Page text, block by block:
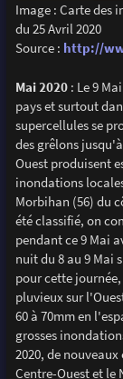
Image : Carte des
du 25 Avril 2020
Source : http://
Mai 2020: Le 9
pays et surtout
supercellules se
des grêlons
Ouest produisent
inondations
Morbihan (56) du
été classifié, on
pendant ce 9 Mai
nuit du 8 au 9 Mai
pour cette
pluvieux sur
60 à 70mm en
grosses
2020, de
Centre-Ouest et le